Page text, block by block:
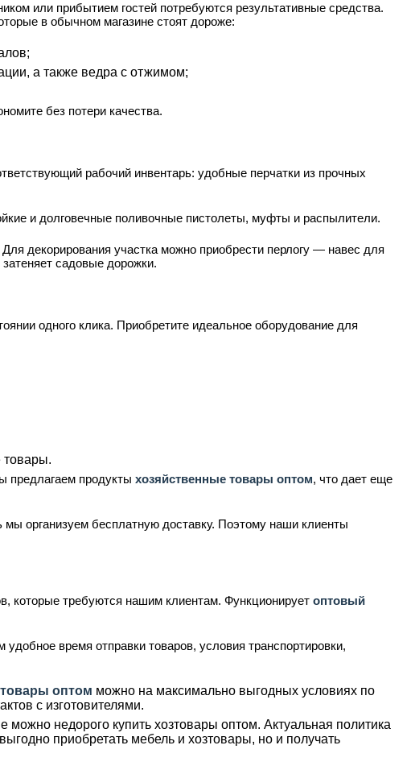
или прибытием гостей потребуются результативные средства.
в обычном магазине стоят дороже:
а также ведра с отжимом;
без потери качества.
рабочий инвентарь: удобные перчатки из прочных
и долговечные поливочные пистолеты, муфты и распылители.
декорирования участка можно приобрести перлогу — навес для
садовые дорожки.
одного клика. Приобретите идеальное оборудование для
товары.
предлагаем продукты хозяйственные товары оптом, что дает еще
организуем бесплатную доставку. Поэтому наши клиенты
которые требуются нашим клиентам. Функционирует оптовый
время отправки товаров, условия транспортировки,
оптом можно на максимально выгодных условиях по
с изготовителями.
недорого купить хозтовары оптом. Актуальная политика
приобретать мебель и хозтовары, но и получать